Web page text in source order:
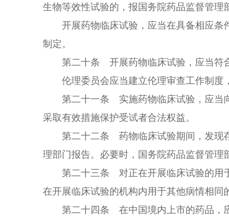
生物等效性试验的，报国务院药品监督管理
开展药物临床试验，应当在具备相应条
制定。
第二十条 开展药物临床试验，应当符合
伦理委员会应当建立伦理审查工作制度，
第二十一条 实施药物临床试验，应当向
采取有效措施保护受试者合法权益。
第二十二条 药物临床试验期间，发现存
理部门报告。必要时，国务院药品监督管理
第二十三条 对正在开展临床试验的用于
在开展临床试验的机构内用于其他病情相同
第二十四条 在中国境内上市的药品，应